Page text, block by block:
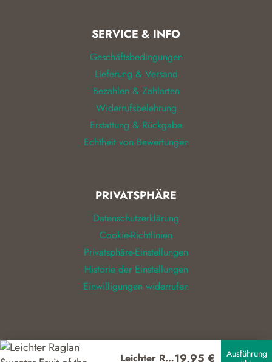
SERVICE & INFO
Geschäftsbedingungen
Lieferung & Versand
Bezahlen & Zahlarten
Widerrufsbelehrung
Erstattung & Rückgabe
Echtheit von Bewertungen
PRIVATSPHÄRE
Datenschutzerklärung
Cookie-Richtlinien
Privatsphäre-Einstellungen
Historie der Einstellungen
Einwilligungen widerrufen
© 2026ALIZELLeichter Raglan Sweater Fruit of the Loom19,95€
Ausführung